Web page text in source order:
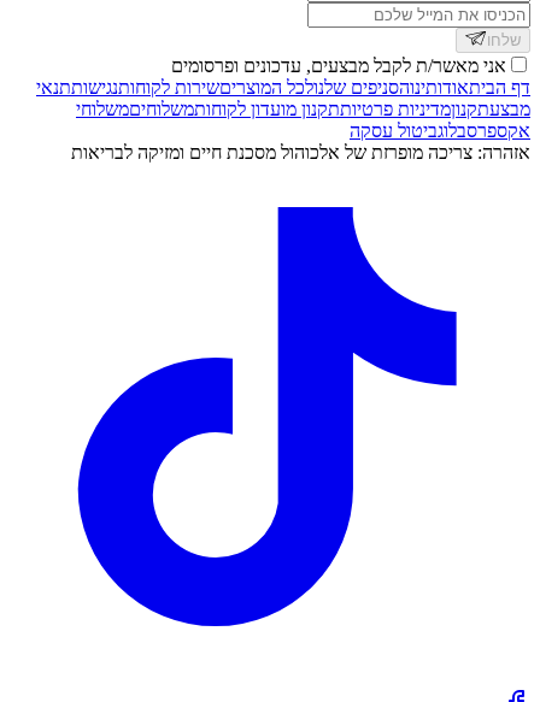
שלחו
אני מאשר/ת לקבל מבצעים, עדכונים ופרסומים
דף הביתאודותינוהסניפים שלנולכל המוצריםשירות לקוחותנגישותתנאי
מבצעתקנוןמדיניות פרטיותתקנון מועדון לקוחותמשלוחיםמשלוחי
אקספרסבלוגביטול עסקה
אזהרה: צריכה מופרזת של אלכוהול מסכנת חיים ומזיקה לבריאות